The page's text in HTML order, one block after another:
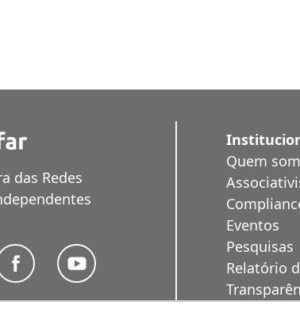
das Redes
Quem
Eventos
Pesquisas
Relatório